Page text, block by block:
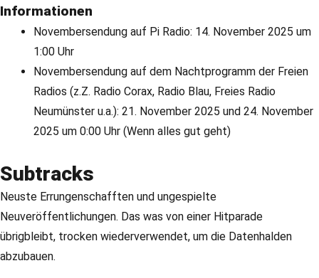
Informationen
Novembersendung auf Pi Radio: 14. November 2025 um
1:00 Uhr
Novembersendung auf dem Nachtprogramm der Freien
Radios (z.Z. Radio Corax, Radio Blau, Freies Radio
Neumünster u.a.): 21. November 2025 und 24. November
2025 um 0:00 Uhr (Wenn alles gut geht)
Subtracks
Neuste Errungenschafften und ungespielte
Neuveröffentlichungen. Das was von einer Hitparade
übrigbleibt, trocken wiederverwendet, um die Datenhalden
abzubauen.